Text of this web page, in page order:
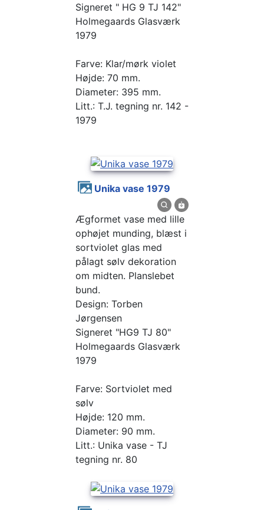
Signeret " HG 9 TJ 142"
Holmegaards Glasværk
1979
Farve: Klar/mørk violet
Højde: 70 mm.
Diameter: 395 mm.
Litt.: T.J. tegning nr. 142 -
1979
Unika vase 1979
Ægformet vase med lille
ophøjet munding, blæst i
sortviolet glas med
pålagt sølv dekoration
om midten. Planslebet
bund.
Design: Torben
Jørgensen
Signeret "HG9 TJ 80"
Holmegaards Glasværk
1979
Farve: Sortviolet med
sølv
Højde: 120 mm.
Diameter: 90 mm.
Litt.: Unika vase - TJ
tegning nr. 80